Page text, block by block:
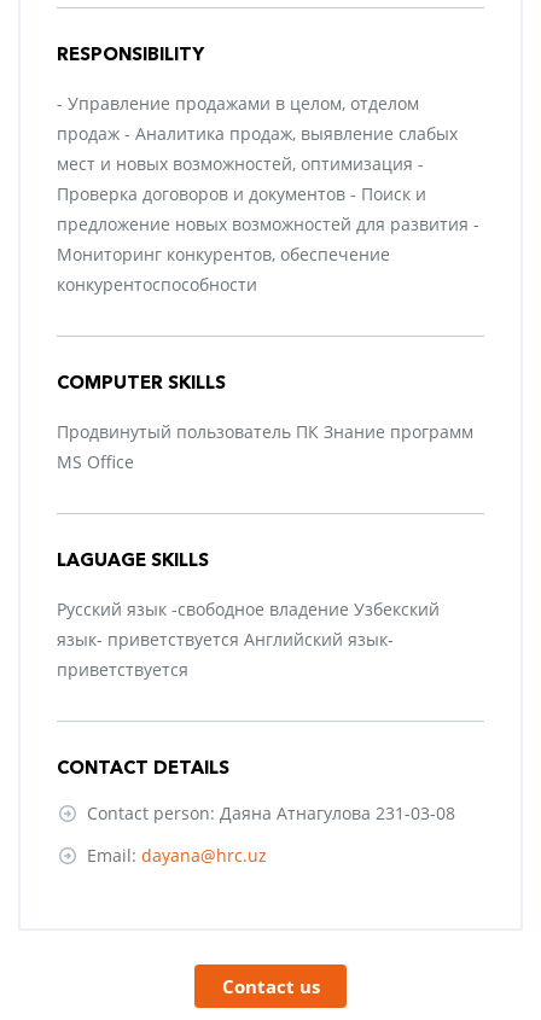
RESPONSIBILITY
- Управление продажами в целом, отделом
продаж - Аналитика продаж, выявление слабых
мест и новых возможностей, оптимизация -
Проверка договоров и документов - Поиск и
предложение новых возможностей для развития -
Мониторинг конкурентов, обеспечение
конкурентоспособности
COMPUTER SKILLS
Продвинутый пользователь ПК Знание программ
MS Office
LAGUAGE SKILLS
Русский язык -свободное владение Узбекский
язык- приветствуется Английский язык-
приветствуется
CONTACT DETAILS
Contact person: Даяна Атнагулова 231-03-08
Email: dayana@hrc.uz
Contact us